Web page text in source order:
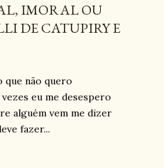
IMORAL OU
DE CATUPIRY E
que não quero
eu me desespero
alguém vem me dizer
fazer...